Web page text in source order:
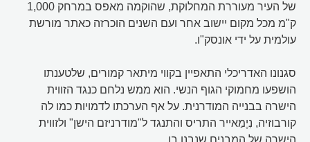
של העיר מעוררת המחלוקת, שהוקמה מאפס במרחק 1,000
ק"מ מכל מקום יישוב אחר ועם השנים הוכרזה כאתר מורשת
עולמית על ידי אונסק"ו.
סגנונו האדריכלי התאפיין בקווי מיתאר קמורים, שלטענתו
הושפעו מחמוקי הגוף הנשי. הוא ממש נלחם כנגד הזווית
הישרה בבנייה המודרנית. על אף הערכתו לדמויות כמו לה
קורבוזיה, נִיֶמַאייר התריס והתנגד ל"מודרניזם הישן" ולזווית
הישרה של המבנים שנבנו בו.